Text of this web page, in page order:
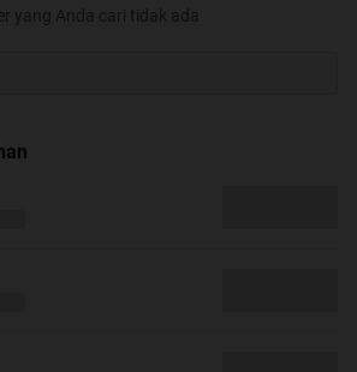
yang Anda cari tidak ada